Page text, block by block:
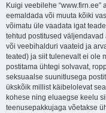
Kuigi veebilehe
eemaldada või muuta kõiki
võimatu üle vaadata igat
tehtud postitused
või veebihalduri vaateid ja
teated) ja siit tulenevalt ei ole
postitama ühtegi solvavat,
seksuaalse suunitlusega
ükskõik millist käibelolevat
kohese ning eluaegse keelu
teenusepakkujaga võetakse